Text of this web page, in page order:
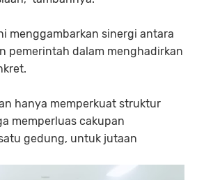
menggambarkan sinergi antara
pemerintah dalam menghadirkan
hanya memperkuat struktur
memperluas cakupan
gedung, untuk jutaan